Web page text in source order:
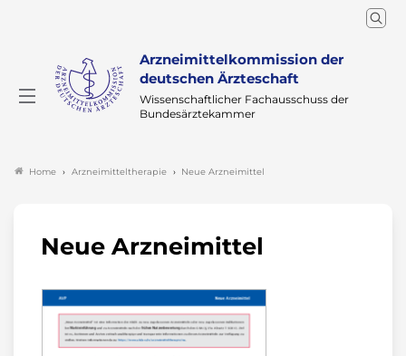
Arzneimittelkommission der
deutschen Ärzteschaft
Wissenschaftlicher Fachausschuss der
Bundesärztekammer
Home Arzneimitteltherapie Neue Arzneimittel
Neue Arzneimittel